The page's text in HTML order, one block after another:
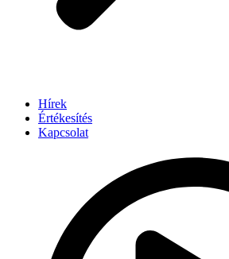
Hírek
Értékesítés
Kapcsolat